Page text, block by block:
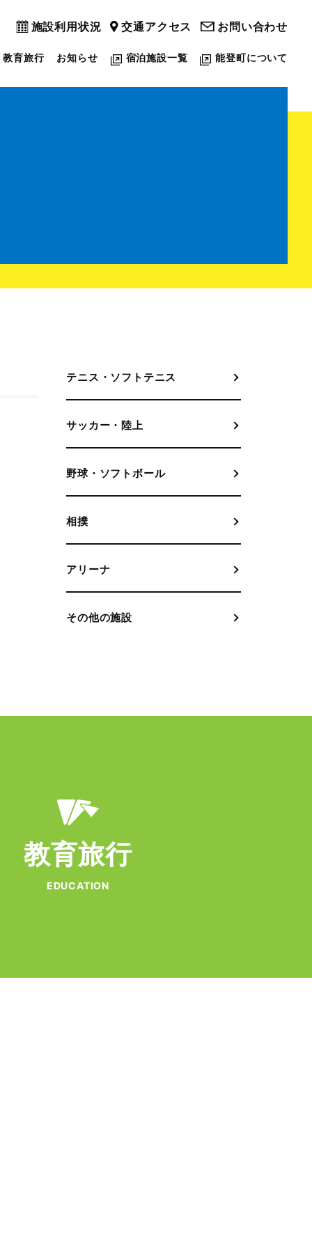
施設利用状況 交通アクセス お問い合わせ
教育旅行 お知らせ 宿泊施設一覧 能登町について
テニス・ソフトテニス
サッカー・陸上
野球・ソフトボール
相撲
アリーナ
その他の施設
教育旅行
EDUCATION